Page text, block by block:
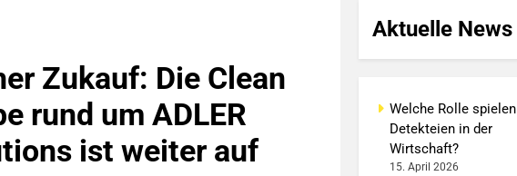
Zukauf: Die Clean
rund um ADLER
ist weiter auf
Aktuelle News
Welche Rolle spielen
Detekteien in der
Wirtschaft?
15. April 2026